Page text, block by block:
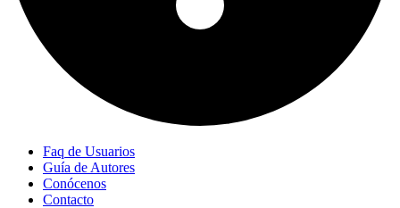
Faq de Usuarios
Guía de Autores
Conócenos
Contacto